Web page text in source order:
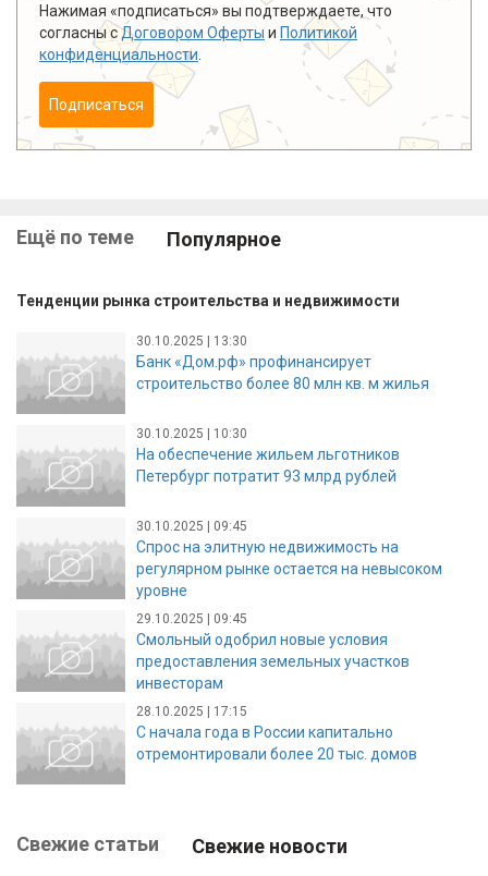
Нажимая «подписаться» вы подтверждаете, что
согласны сДоговором Оферты и Политикой
конфиденциальности
Подписаться
Ещё по теме Популярное
Тенденции рынка строительства и недвижимости
30.10.2025 | 13:30
Банк «Дом.рф» профинансирует
строительство более 80 млн кв. м жилья
30.10.2025 | 10:30
На обеспечение жильем льготников
Петербург потратит 93 млрд рублей
30.10.2025 | 09:45
Спрос на элитную недвижимость на
регулярном рынке остается на невысоком
уровне
29.10.2025 | 09:45
Смольный одобрил новые условия
предоставления земельных участков
инвесторам
28.10.2025 | 17:15
С начала года в России капитально
отремонтировали более 20 тыс. домов
Свежие статьи Свежие новости